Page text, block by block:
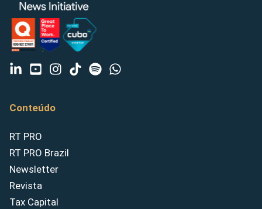
Conteúdo
RT PRO
RT PRO Brazil
Newsletter
Revista
Tax Capital